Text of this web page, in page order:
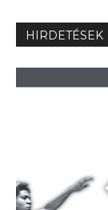
HIRDETÉSEK